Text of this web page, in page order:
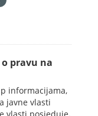
pravu na
informacijama,
javne vlasti